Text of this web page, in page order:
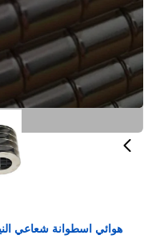
هوائي اسطوانة شعاعي